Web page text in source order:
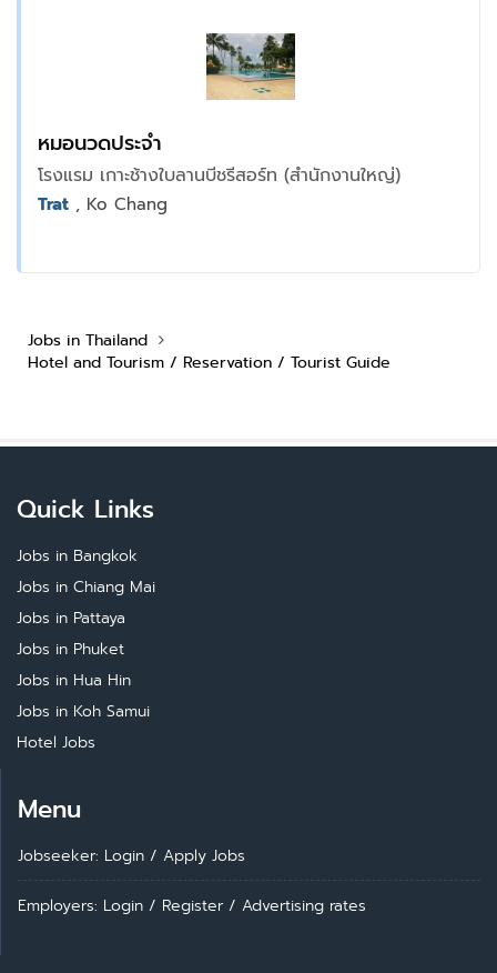
หมอนวดประจำ
โรงแรม เกาะช้างใบลานบีชรีสอร์ท (สำนักงานใหญ่)
Trat , Ko Chang
Jobs in Thailand
Hotel and Tourism / Reservation / Tourist Guide
Quick Links
Jobs in Bangkok
Jobs in Chiang Mai
Jobs in Pattaya
Jobs in Phuket
Jobs in Hua Hin
Jobs in Koh Samui
Hotel Jobs
Menu
Jobseeker: Login / Apply Jobs
Employers: Login / Register / Advertising rates